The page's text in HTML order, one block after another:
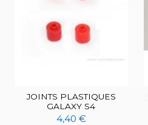
JOINTS PLASTIQUES
GALAXY S4
4,40 €